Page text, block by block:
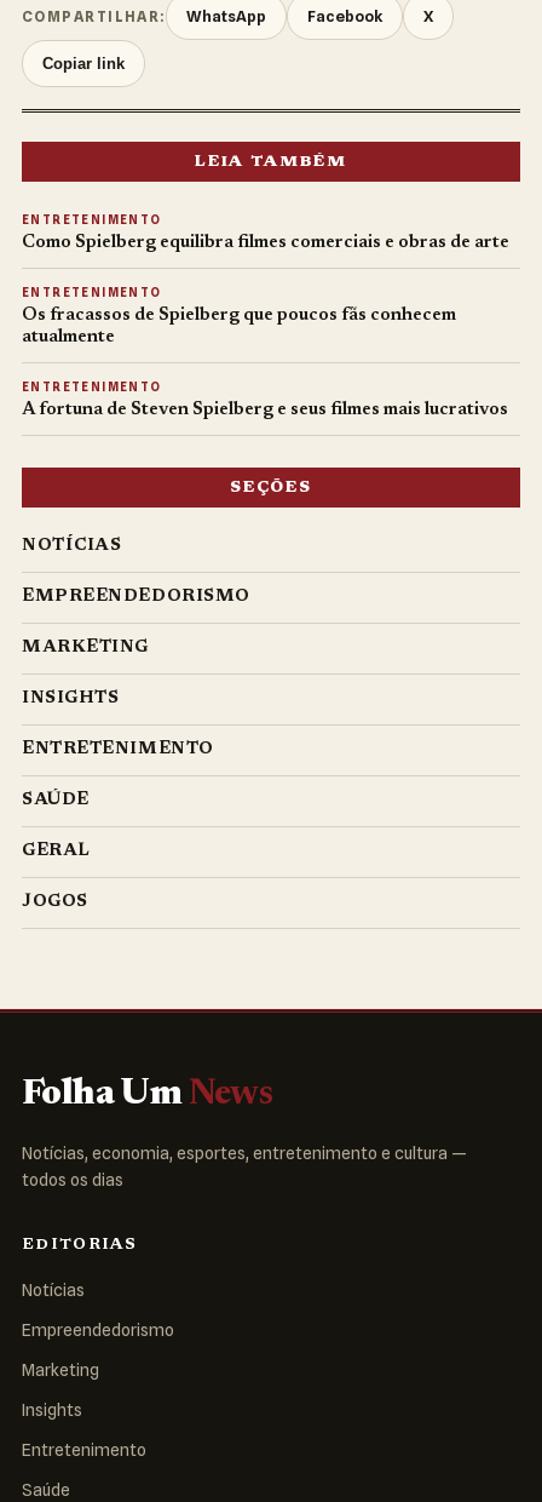
COMPARTILHAR: WhatsApp Facebook X
Copiar link
LEIA TAMBÉM
ENTRETENIMENTO
Como Spielberg equilibra filmes comerciais e obras de arte
ENTRETENIMENTO
Os fracassos de Spielberg que poucos fãs conhecem
atualmente
ENTRETENIMENTO
A fortuna de Steven Spielberg e seus filmes mais lucrativos
SEÇÕES
NOTÍCIAS
EMPREENDEDORISMO
MARKETING
INSIGHTS
ENTRETENIMENTO
SAÚDE
GERAL
JOGOS
Folha Um News
Notícias, economia, esportes, entretenimento e cultura —
todos os dias
EDITORIAS
Notícias
Empreendedorismo
Marketing
Insights
Entretenimento
Saúde